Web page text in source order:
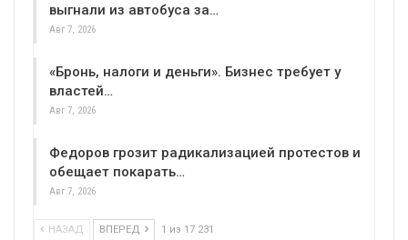
выгнали из автобуса за…
Авг 7, 2026
«Бронь, налоги и деньги». Бизнес требует у
властей…
Авг 7, 2026
Федоров грозит радикализацией протестов и
обещает покарать…
Авг 7, 2026
НАЗАД ВПЕРЕД 1 из 17 231